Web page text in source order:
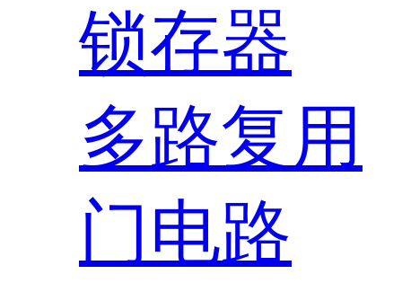
锁存器
多路复用
门电路